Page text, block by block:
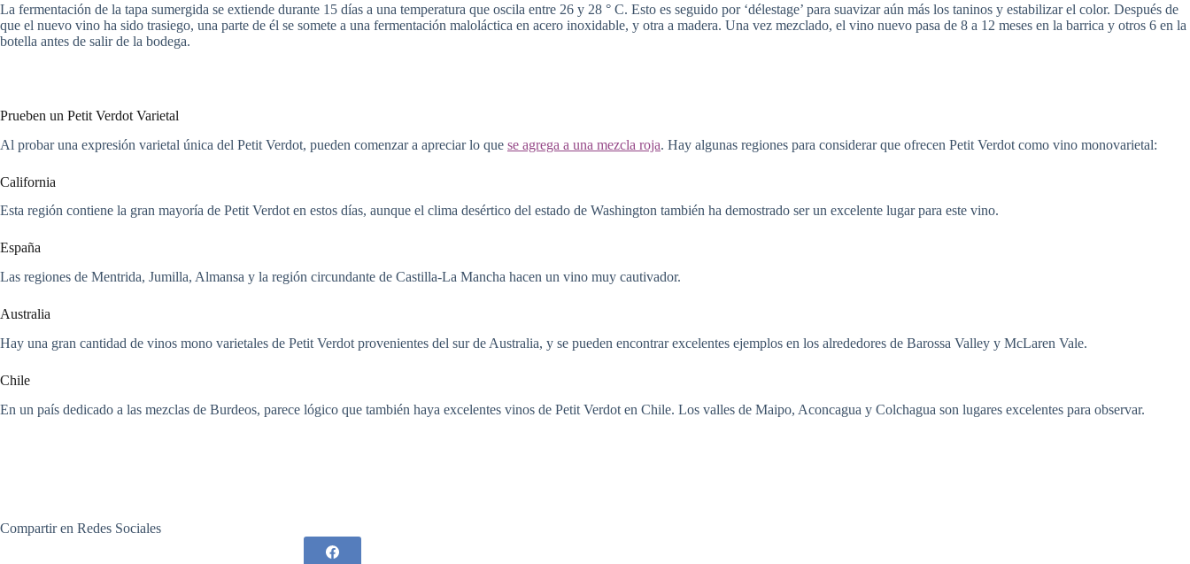
La fermentación de la tapa sumergida se extiende durante 15 días a una temperatura que oscila entre 26 y 28 ° C. Esto es seguido por ‘délestage’ para suavizar aún más los taninos y estabilizar el color. Después de
que el nuevo vino ha sido trasiego, una parte de él se somete a una fermentación maloláctica en acero inoxidable, y otra a madera. Una vez mezclado, el vino nuevo pasa de 8 a 12 meses en la barrica y otros 6 en la
botella antes de salir de la bodega.
Prueben un Petit Verdot Varietal
Al probar una expresión varietal única del Petit Verdot, pueden comenzar a apreciar lo que se agrega a una mezcla roja. Hay algunas regiones para considerar que ofrecen Petit Verdot como vino monovarietal:
California
Esta región contiene la gran mayoría de Petit Verdot en estos días, aunque el clima desértico del estado de Washington también ha demostrado ser un excelente lugar para este vino.
España
Las regiones de Mentrida, Jumilla, Almansa y la región circundante de Castilla-La Mancha hacen un vino muy cautivador.
Australia
Hay una gran cantidad de vinos mono varietales de Petit Verdot provenientes del sur de Australia, y se pueden encontrar excelentes ejemplos en los alrededores de Barossa Valley y McLaren Vale.
Chile
En un país dedicado a las mezclas de Burdeos, parece lógico que también haya excelentes vinos de Petit Verdot en Chile. Los valles de Maipo, Aconcagua y Colchagua son lugares excelentes para observar.
Compartir en Redes Sociales